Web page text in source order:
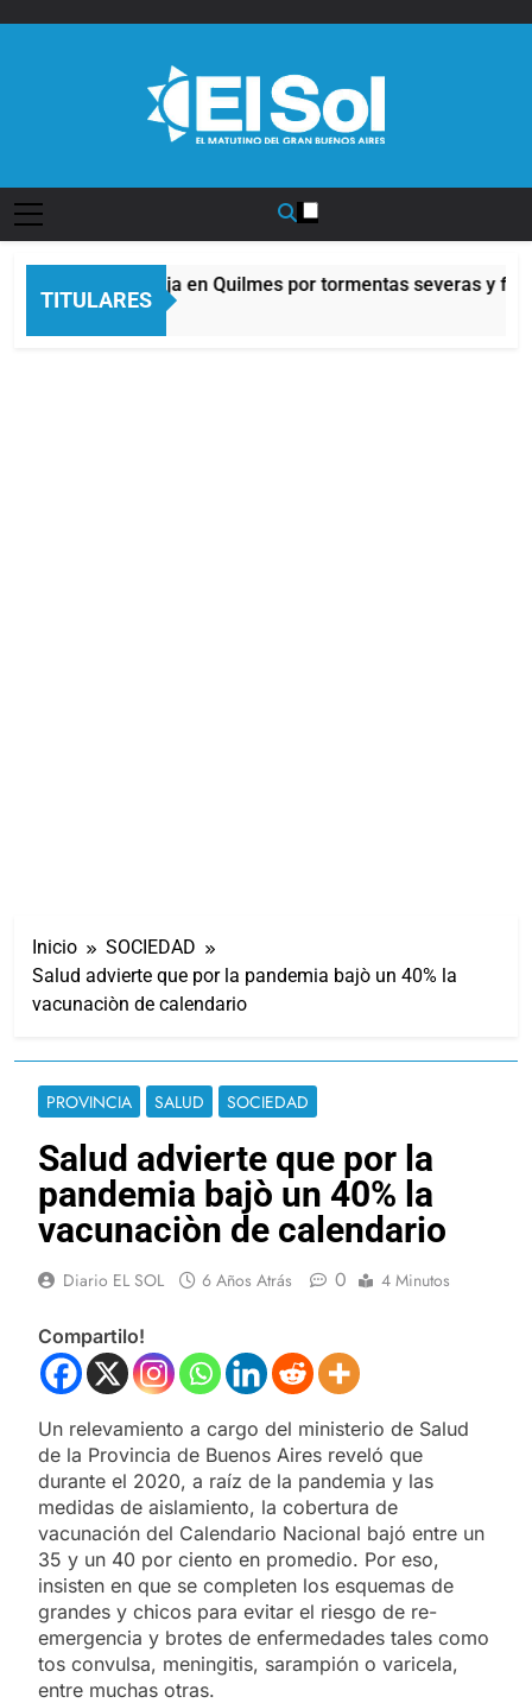
TITULARES
Alerta naranja en Quilmes por tormentas severas y
5 Horas Atrás
Inicio
SOCIEDAD
Salud advierte que por la pandemia bajò un 40% la
vacunaciòn de calendario
PROVINCIA SALUD SOCIEDAD
Salud advierte que por la
pandemia bajò un 40% la
vacunaciòn de calendario
Diario EL SOL 6 Años Atrás 0 4 Minutos
Compartilo!
Un relevamiento a cargo del ministerio de Salud
de la Provincia de Buenos Aires reveló que
durante el 2020, a raíz de la pandemia y las
medidas de aislamiento, la cobertura de
vacunación del Calendario Nacional bajó entre un
35 y un 40 por ciento en promedio. Por eso,
insisten en que se completen los esquemas de
grandes y chicos para evitar el riesgo de re-
emergencia y brotes de enfermedades tales como
tos convulsa, meningitis, sarampión o varicela,
entre muchas otras.